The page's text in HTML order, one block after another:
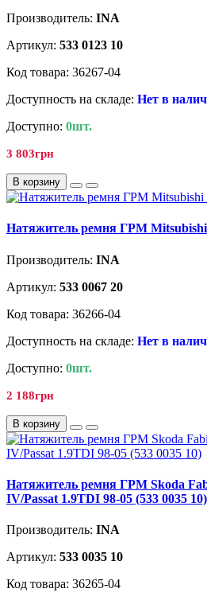
Производитель: INA
Артикул: 533 0123 10
Код товара: 36267-04
Доступность на складе: Нет в
Доступно: 0шт.
3 803грн
В корзину
Натяжитель ремня ГРМ Mitsubishi
Производитель: INA
Артикул: 533 0067 20
Код товара: 36266-04
Доступность на складе: Нет в
Доступно: 0шт.
2 188грн
В корзину
Натяжитель ремня ГРМ Skoda
IV/Passat 1.9TDI 98-05 (533 0035 10)
Производитель: INA
Артикул: 533 0035 10
Код товара: 36265-04